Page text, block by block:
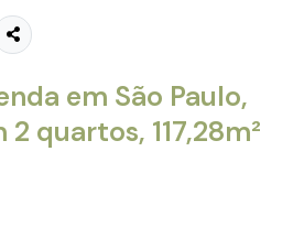
em São Paulo,
quartos, 117,28m²